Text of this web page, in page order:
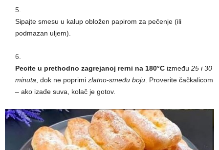
Sipajte smesu u kalup obložen papirom za pečenje (ili
podmazan uljem).
Pecite u prethodno zagrejanoj rerni na 180°C između 25 i 30
minuta, dok ne poprimi zlatno-smeđu boju. Proverite čačkalicom
– ako izađe suva, kolač je gotov.